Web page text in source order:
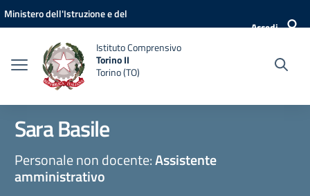
Vai ai contenuti
Vai al menu di navigazione
Vai al footer
Ministero dell'Istruzione e del
Accedi
Istituto Comprensivo
Torino II
Torino (TO)
Sara Basile
Personale non docente:Assistente
amministrativo